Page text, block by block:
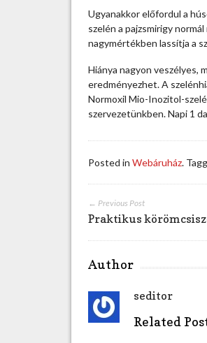
t
u
m
a
o
m
o
i
b
j
g
Ugyanakkor előfordul a
szelén a pajzsmirigy
nagymértékben lassítja a
Hiánya nagyon veszélyes,
eredményezhet. A
Normoxil Mio-Inozitol-
szervezetünkben. Napi 1
Posted inWebáruház.
← Previous Post
Praktikus
Author
seditor
Related